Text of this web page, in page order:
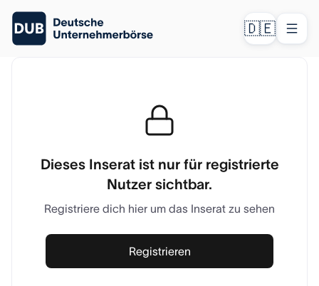
🇩🇪
Dieses Inserat ist nur für registrierte
Nutzer sichtbar.
Registriere dich hier um das Inserat zu sehen
Registrieren